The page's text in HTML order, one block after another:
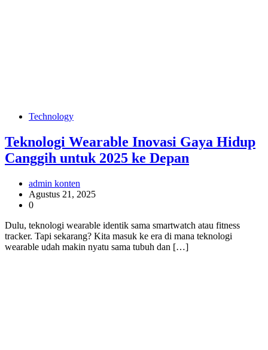
Technology
Teknologi Wearable Inovasi Gaya Hidup
Canggih untuk 2025 ke Depan
admin konten
Agustus 21, 2025
0
Dulu, teknologi wearable identik sama smartwatch atau fitness
tracker. Tapi sekarang? Kita masuk ke era di mana teknologi
wearable udah makin nyatu sama tubuh dan […]